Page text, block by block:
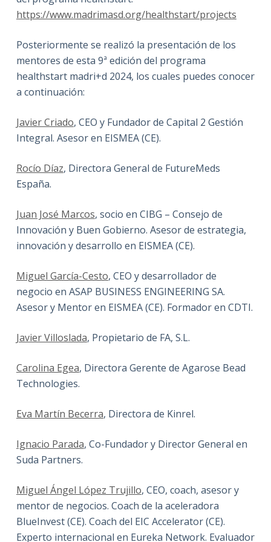
https://www.madrimasd.org/healthstart/projects
Posteriormente se realizó la presentación de los
mentores de esta 9ª edición del programa
healthstart madri+d 2024, los cuales puedes conocer
a continuación:
Javier Criado, CEO y Fundador de Capital 2 Gestión
Integral. Asesor en EISMEA (CE).
Rocío Díaz, Directora General de FutureMeds
España.
Juan José Marcos, socio en CIBG – Consejo de
Innovación y Buen Gobierno. Asesor de estrategia,
innovación y desarrollo en EISMEA (CE).
Miguel García-Cesto, CEO y desarrollador de
negocio en ASAP BUSINESS ENGINEERING SA.
Asesor y Mentor en EISMEA (CE). Formador en CDTI.
Javier Villoslada, Propietario de FA, S.L.
Carolina Egea, Directora Gerente de Agarose Bead
Technologies.
Eva Martín Becerra, Directora de Kinrel.
Ignacio Parada, Co-Fundador y Director General en
Suda Partners.
Miguel Ángel López Trujillo, CEO, coach, asesor y
mentor de negocios. Coach de la aceleradora
BlueInvest (CE). Coach del EIC Accelerator (CE).
Experto internacional en Eureka Network. Evaluador